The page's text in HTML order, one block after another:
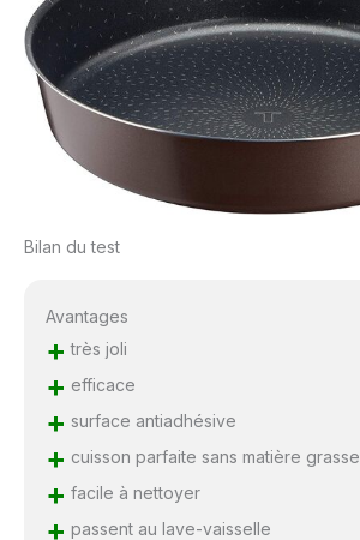
Bilan du test
Avantages
+ très joli
+ efficace
+ surface antiadhésive
+ cuisson parfaite sans matière grasse
+ facile à nettoyer
+ passent au lave-vaisselle